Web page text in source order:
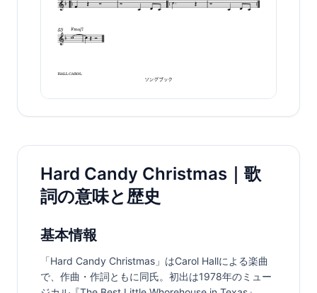
Hard Candy Christmas｜歌
詞の意味と歴史
基本情報
「Hard Candy Christmas」はCarol Hallによる楽曲
で、作曲・作詞ともに同氏。初出は1978年のミュー